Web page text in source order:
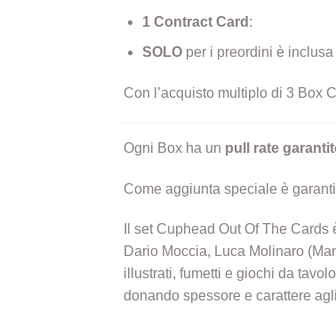
1 Contract Card :
SOLOper i preordini è inclusa
Con l’acquisto multiplo di 3 Box
Ogni Box ha un pull rate
Come aggiunta speciale è
Il set Cuphead Out Of The
Dario Moccia, Luca Molinaro
illustrati, fumetti e giochi da
donando spessore e carattere